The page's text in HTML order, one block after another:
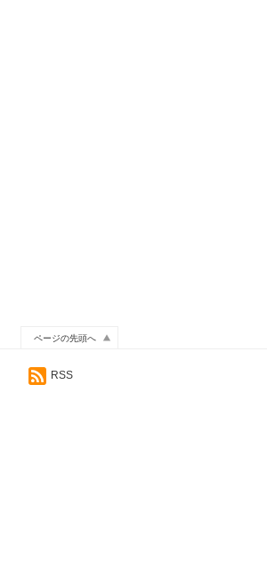
ページの先頭へ
RSS